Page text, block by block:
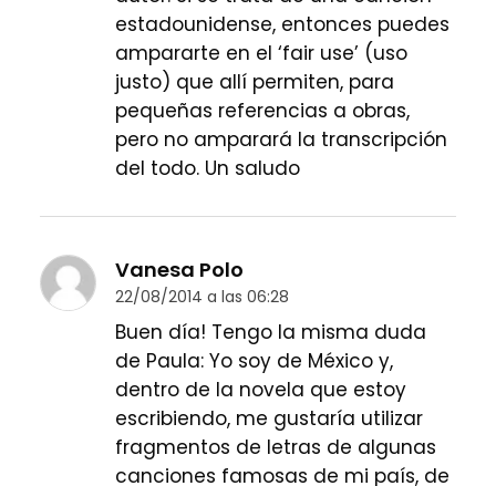
estadounidense, entonces puedes
ampararte en el ‘fair use’ (uso
justo) que allí permiten, para
pequeñas referencias a obras,
pero no amparará la transcripción
del todo. Un saludo
Vanesa Polo
22/08/2014 a las 06:28
Buen día! Tengo la misma duda
de Paula: Yo soy de México y,
dentro de la novela que estoy
escribiendo, me gustaría utilizar
fragmentos de letras de algunas
canciones famosas de mi país, de